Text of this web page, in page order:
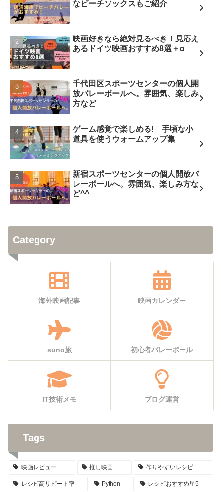
なビーチソックスもご紹介
映画好きなら絶対見るべき！見応え
あるドイツ映画おすすめ8選＋α
千代田区スポーツセンターの個人開
放バレーボールへ。雰囲気、楽しみ
方など
ゲーム感覚で楽しめる! 手頃な小
道具を使うウォームアップ集
新宿スポーツセンターの個人開放バ
レーボールへ。雰囲気、楽しみ方な
ど^^
Category
海外映画記事 映画カレンダー
suno旅 初心者バレーボール
IT技術メモ ブログ運営
Tags
映画レビュー 推し映画 作りやすいレシピ
レシピ高リピート率 Python レシピおすすめ星5